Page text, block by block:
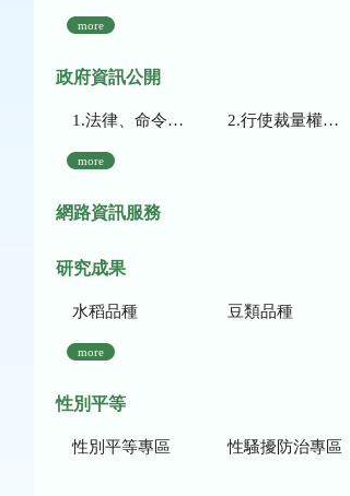
more
政府資訊公開
1.法律、命令、法規命令 2.行使裁量權而訂頒之解釋性規定及裁量基準
more
網路資訊服務
研究成果
水稻品種 豆類品種
more
性別平等
性別平等專區 性騷擾防治專區